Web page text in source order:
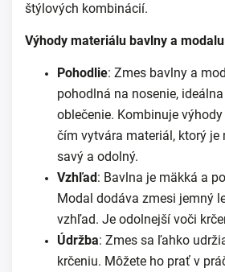
štýlových kombinácií.
Výhody materiálu bavlny a
Pohodlie: Zmes bavlny a
pohodlná na nosenie,
oblečenie. Kombinuje
čím vytvára materiál, ktorý je
savý a odolný.
Vzhľad: Bavlna je mäkká a
Modal dodáva zmesi jemný
vzhľad. Je odolnejší voči
Údržba: Zmes sa ľahko
krčeniu. Môžete ho prať v